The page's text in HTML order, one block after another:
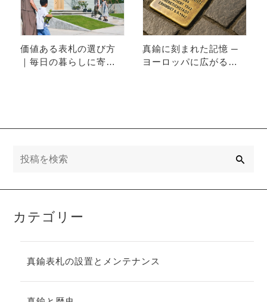
価値ある表札の選び方
｜毎日の暮らしに寄り
真鍮に刻まれた記憶 ─
ヨーロッパに広がる
カテゴリー
真鍮表札の設置とメンテナンス